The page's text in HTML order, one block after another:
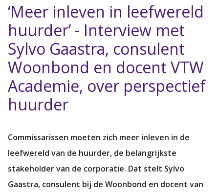
‘Meer inleven in leefwereld
huurder’ - Interview met
Sylvo Gaastra, consulent
Woonbond en docent VTW
Academie, over perspectief
huurder
Commissarissen moeten zich meer inleven in de
leefwereld van de huurder, de belangrijkste
stakeholder van de corporatie. Dat stelt Sylvo
Gaastra, consulent bij de Woonbond en docent van